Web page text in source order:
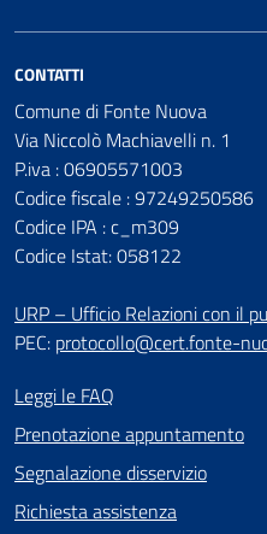
CONTATTI
Comune di Fonte Nuova
Via Niccolò Machiavelli n. 1
P.iva : 06905571003
Codice fiscale : 97249250586
Codice IPA : c_m309
Codice Istat: 058122
URP – Ufficio Relazioni con il
PEC: protocollo@cert.fonte-
Leggi le FAQ
Prenotazione appuntamento
Segnalazione disservizio
Richiesta assistenza